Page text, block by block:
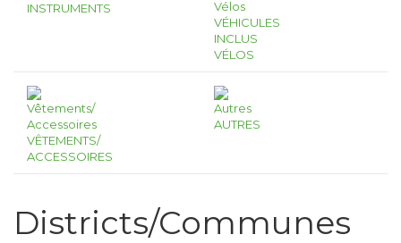
INSTRUMENTS
VÉHICULES
INCLUS
VÉLOS
VÊTEMENTS/
ACCESSOIRES
AUTRES
Districts/Communes